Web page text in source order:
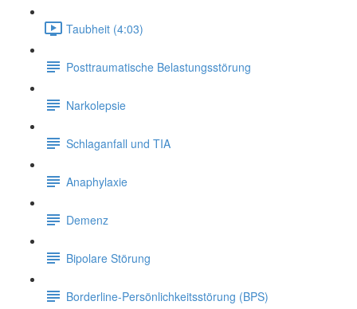
Taubheit (4:03)
Posttraumatische Belastungsstörung
Narkolepsie
Schlaganfall und TIA
Anaphylaxie
Demenz
Bipolare Störung
Borderline-Persönlichkeitsstörung (BPS)